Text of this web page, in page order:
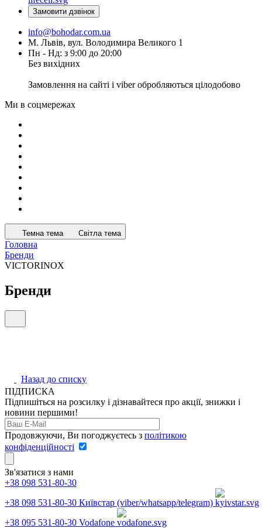
Замовити дзвінок
info@bohodar.com.ua
М. Львів, вул. Володимира Великого 1
Пн - Нд: з 9:00 до 20:00
Без вихідних
Замовлення на сайті і viber обробляються цілодобово
Ми в соцмережах
Темна тема Світла тема
Головна
Бренди
VICTORINOX
Бренди
Назад до списку
ПІДПИСКА
Підпишіться на розсилку і дізнавайтеся про акції, знижки і
новини першими!
Продовжуючи, Ви погоджуєтесь з політикою
конфіденційності
Зв'язатися з нами
+38 098 531-80-30
+38 098 531-80-30 Київстар (viber/whatsapp/telegram)
+38 095 531-80-30 Vodafone